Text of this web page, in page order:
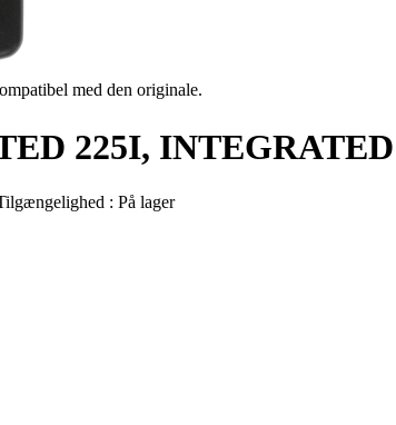
med den originale.
225I, INTEGRATED
: På lager